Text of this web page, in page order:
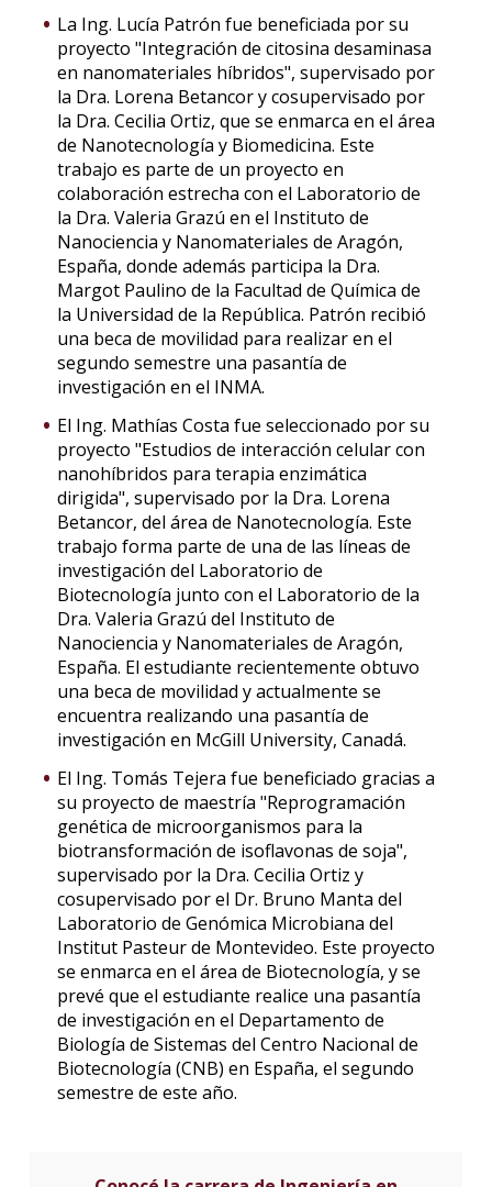
La Ing. Lucía Patrón fue beneficiada por su
proyecto "Integración de citosina desaminasa
en nanomateriales híbridos", supervisado por
la Dra. Lorena Betancor y cosupervisado por
la Dra. Cecilia Ortiz, que se enmarca en el área
de Nanotecnología y Biomedicina. Este
trabajo es parte de un proyecto en
colaboración estrecha con el Laboratorio de
la Dra. Valeria Grazú en el Instituto de
Nanociencia y Nanomateriales de Aragón,
España, donde además participa la Dra.
Margot Paulino de la Facultad de Química de
la Universidad de la República. Patrón recibió
una beca de movilidad para realizar en el
segundo semestre una pasantía de
investigación en el INMA.
El Ing. Mathías Costa fue seleccionado por su
proyecto "Estudios de interacción celular con
nanohíbridos para terapia enzimática
dirigida", supervisado por la Dra. Lorena
Betancor, del área de Nanotecnología. Este
trabajo forma parte de una de las líneas de
investigación del Laboratorio de
Biotecnología junto con el Laboratorio de la
Dra. Valeria Grazú del Instituto de
Nanociencia y Nanomateriales de Aragón,
España. El estudiante recientemente obtuvo
una beca de movilidad y actualmente se
encuentra realizando una pasantía de
investigación en McGill University, Canadá.
El Ing. Tomás Tejera fue beneficiado gracias a
su proyecto de maestría "Reprogramación
genética de microorganismos para la
biotransformación de isoflavonas de soja",
supervisado por la Dra. Cecilia Ortiz y
cosupervisado por el Dr. Bruno Manta del
Laboratorio de Genómica Microbiana del
Institut Pasteur de Montevideo. Este proyecto
se enmarca en el área de Biotecnología, y se
prevé que el estudiante realice una pasantía
de investigación en el Departamento de
Biología de Sistemas del Centro Nacional de
Biotecnología (CNB) en España, el segundo
semestre de este año.